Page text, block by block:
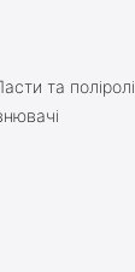
та поліролі